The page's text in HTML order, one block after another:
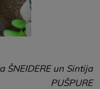
ŠNEIDERE un Sintija
PUŠPURE